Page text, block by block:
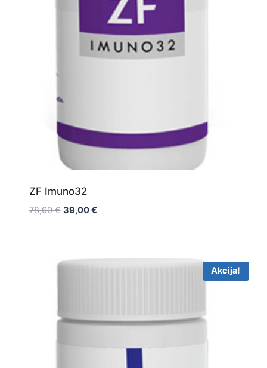
ZF Imuno32
78,00€ Original
39,00€Current
Akcija!